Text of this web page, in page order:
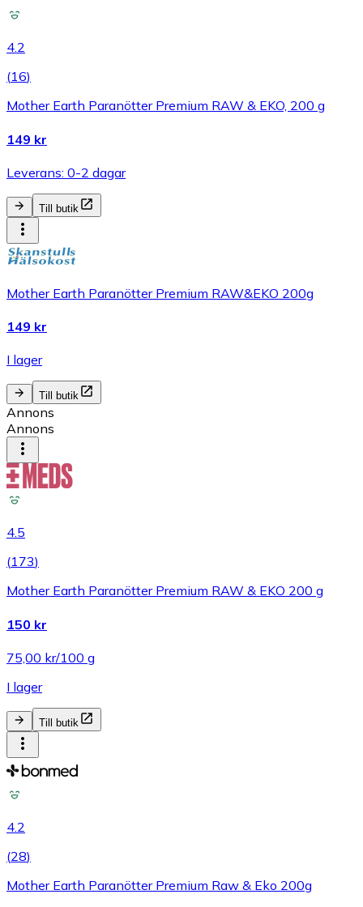
4.2
(16)
Mother Earth Paranötter Premium RAW & EKO, 200 g
149 kr
Leverans: 0-2 dagar
Till butik
Mother Earth Paranötter Premium RAW&EKO 200g
149 kr
I lager
Till butik
Annons
Annons
4.5
(173)
Mother Earth Paranötter Premium RAW & EKO 200 g
150 kr
75,00 kr/100 g
I lager
Till butik
4.2
(28)
Mother Earth Paranötter Premium Raw & Eko 200g